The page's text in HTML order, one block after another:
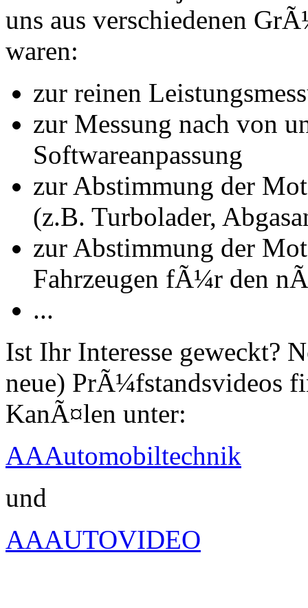
uns aus verschiedenen
waren:
zur reinen
zur Messung nach von
Softwareanpassung
zur Abstimmung der
(z.B. Turbolader,
zur Abstimmung der
Fahrzeugen fÃ¼r den
...
Ist Ihr Interesse geweckt?
neue) PrÃ¼fstandsvideos
KanÃ¤len unter:
AAAutomobiltechnik
und
AAAUTOVIDEO